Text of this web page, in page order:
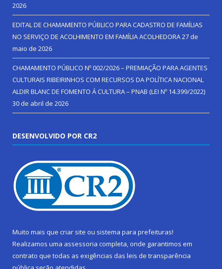
2026
EDITAL DE CHAMAMENTO PÚBLICO PARA CADASTRO DE FAMÍLIAS
NO SERVIÇO DE ACOLHIMENTO EM FAMÍLIA ACOLHEDORA27 de
maio de 2026
CHAMAMENTO PÚBLICO Nº 002/2026 – PREMIAÇÃO PARA AGENTES
CULTURAIS RIBEIRINHOS COM RECURSOS DA POLÍTICA NACIONAL
ALDIR BLANC DE FOMENTO Á CULTURA – PNAB (LEI Nº 14.399/2022)
30 de abril de 2026
DESENVOLVIDO POR CR2
Muito mais que criar site ou sistema para prefeituras!
Realizamos uma assessoria completa, onde garantimos em
contrato que todas as exigências das leis de transparência